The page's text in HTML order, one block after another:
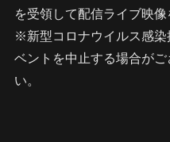
を受領して配信ライブ映像
※新型コロナウイルス感染
ベントを中止する場合が
い。